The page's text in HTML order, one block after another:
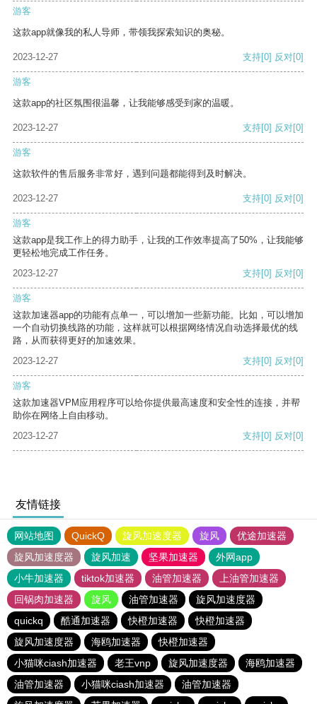
游客
这款app就像我的私人导师，带领我探索知识的奥秘。
2023-12-27 支持[0] 反对[0]
游客
这款app的社区氛围很温馨，让我能够感受到家的温暖。
2023-12-27 支持[0] 反对[0]
游客
这款软件的售后服务非常好，遇到问题都能得到及时解决。
2023-12-27 支持[0] 反对[0]
游客
这款app是我工作上的得力助手，让我的工作效率提高了50%，让我能够
更轻松地完成工作任务。
2023-12-27
支持[0] 反对[0]
游客
这款加速器app的功能有点单一，可以增加一些新功能。比如，可以增加
一个自动切换线路的功能，这样就可以根据网络情况自动选择最优的线
路，从而获得更好的加速效果。
2023-12-27
支持[0] 反对[0]
游客
这款加速器VPM应用程序可以给你提供最高速度和安全性的连接，并帮
助你在网络上自由移动。
2023-12-27
支持[0] 反对[0]
友情链接
网站地图 QuickQ 旋风加速度器 旋风
优途加速器
旋风加速度器
旋风加速 坚果加速器
外网app
小牛加速器
tiktok加速器 油管加速器
上油管加速器
回锅肉加速器
旋风 油管加速器
旋风加速度器
quickq
酷通加速器 快橙加速器
快橙加速器
旋风加速度器
海鸥加速器
快橙加速器
小猫咪ciash加速器
老王vnp 旋风加速度器
海鸥加速器
油管加速器
小猫咪ciash加速器
油管加速器